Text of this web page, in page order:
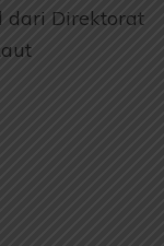
dari Direktorat